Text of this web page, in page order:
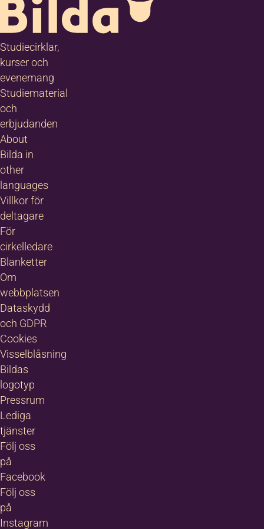
Studiecirklar,
kurser och
evenemang
Studiematerial
och
erbjudanden
About
Bilda in
other
languages
Villkor för
deltagare
För
cirkelledare
Blanketter
Om
webbplatsen
Dataskydd
och GDPR
Cookies
Visselblåsning
Bildas
logotyp
Pressrum
Lediga
tjänster
Följ oss
på
Facebook
Följ oss
på
Instagram